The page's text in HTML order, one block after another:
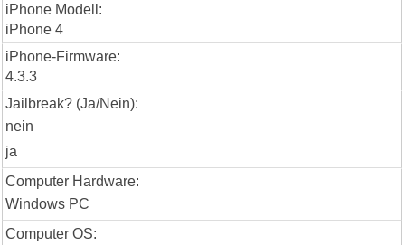
iPhone Modell:
iPhone 4
iPhone-Firmware:
4.3.3
Jailbreak? (Ja/Nein):
nein
ja
Computer Hardware:
Windows PC
Computer OS: